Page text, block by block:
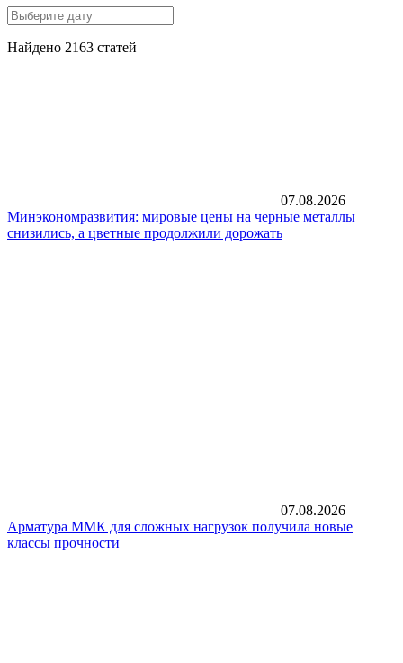
Найдено 2163 статей
07.08.2026
Минэкономразвития: мировые цены на черные металлы
снизились, а цветные продолжили дорожать
07.08.2026
Арматура ММК для сложных нагрузок получила новые
классы прочности